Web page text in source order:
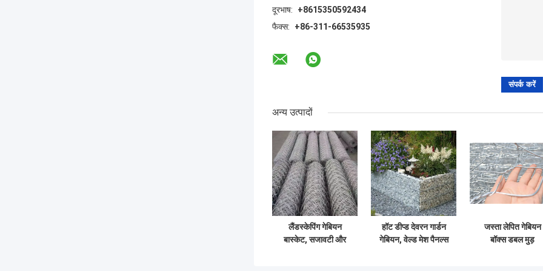
दूरभाष:
+8615350592434
फैक्स:
+86-311-66535935
अन्य उत्पादों
लैंडस्केपिंग गेबियन
बास्केट, सजावटी और
हॉट डीप्ड देवरन गार्डन
गेबियन, वेल्ड मेश पैनल्स
जस्ता लेपित गेबियन
बॉक्स डबल मुड़